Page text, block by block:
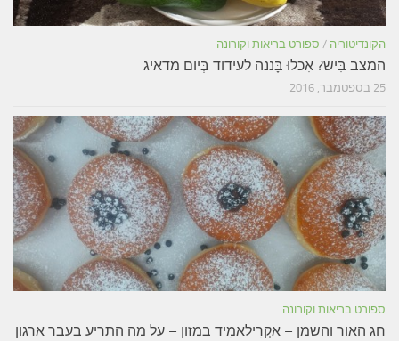
הקונדיטוריה / ספורט בריאות וקורונה
המצב בִּיש? אִכלוּ בָּננה לעידוד בְּיום מדאיג
25 בספטמבר, 2016
ספורט בריאות וקורונה
חג האור והשמן – אַקְרִילאַמִיד במזון – על מה התריע בעבר ארגון